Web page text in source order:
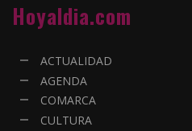
Hoyaldia.com
ACTUALIDAD
AGENDA
COMARCA
CULTURA